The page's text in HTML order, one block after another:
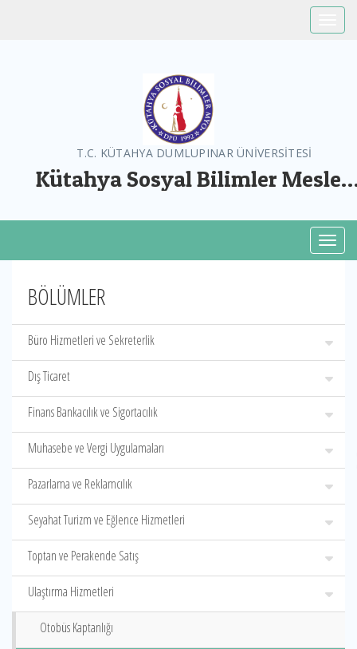
T.C. KÜTAHYA DUMLUPINAR ÜNİVERSİTESİ
Kütahya Sosyal Bilimler Meslek
BÖLÜMLER
Büro Hizmetleri ve Sekreterlik
Dış Ticaret
Finans Bankacılık ve Sigortacılık
Muhasebe ve Vergi Uygulamaları
Pazarlama ve Reklamcılık
Seyahat Turizm ve Eğlence Hizmetleri
Toptan ve Perakende Satış
Ulaştırma Hizmetleri
Otobüs Kaptanlığı